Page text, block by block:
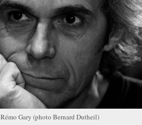
Rémo Gary (photo Bernard Dutheil)